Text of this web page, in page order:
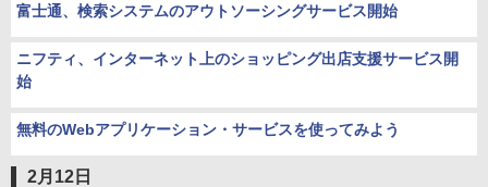
富士通、検索システムのアウトソーシングサービス開始
ニフティ、インターネット上のショッピング出店支援サービス開
始
無料のWebアプリケーション・サービスを使ってみよう
2月12日